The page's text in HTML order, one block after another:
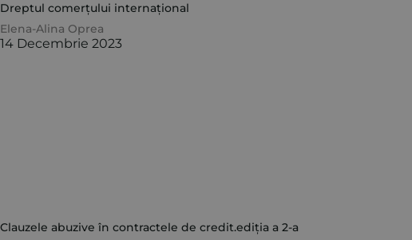
Dreptul comerțului internațional
Elena-Alina Oprea
14 Decembrie 2023
Clauzele abuzive în contractele de credit.ediția a 2-a